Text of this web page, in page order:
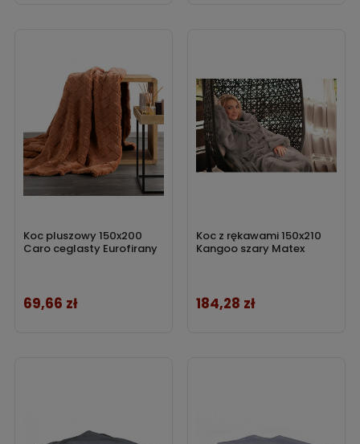
Koc pluszowy 150x200
Caro ceglasty Eurofirany
Cena
69,66 zł
Koc z rękawami 150x210
Kangoo szary Matex
Cena
184,28 zł